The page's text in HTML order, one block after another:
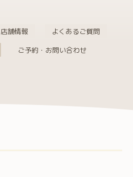
舗情報
よくあるご質問
ご予約・お問い合わせ